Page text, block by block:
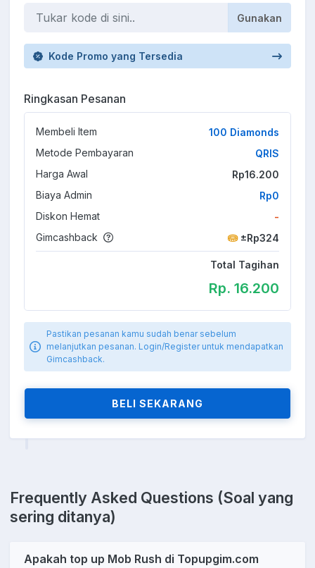
Gunakan
Kode Promo yang Tersedia
Ringkasan Pesanan
Membeli Item
100 Diamonds
Metode Pembayaran
QRIS
Harga Awal
Rp16.200
Biaya Admin
Rp0
Diskon Hemat
-
Gimcashback
±Rp324
Total Tagihan
Rp. 16.200
Pastikan pesanan kamu sudah benar sebelum
melanjutkan pesanan. Login/Register untuk mendapatkan
Gimcashback.
BELI SEKARANG
Frequently Asked Questions (Soal yang
sering ditanya)
Apakah top up Mob Rush di Topupgim.com